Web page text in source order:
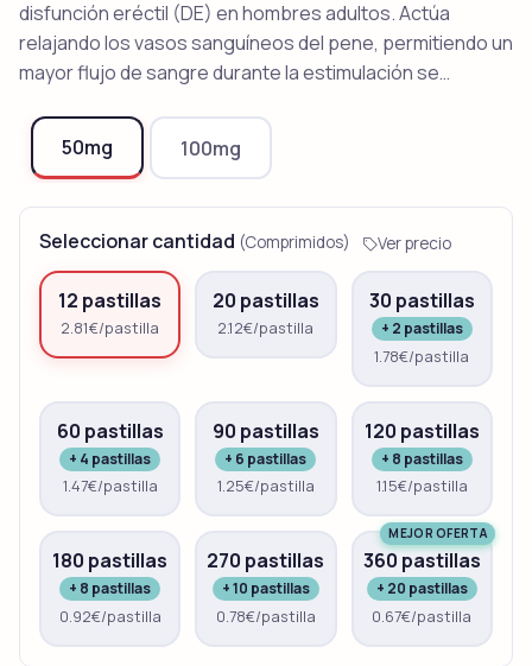
disfunción eréctil (DE) en hombres adultos. Actúa
relajando los vasos sanguíneos del pene, permitiendo un
mayor flujo de sangre durante la estimulación se…
50mg 100mg
Seleccionar cantidad (Comprimidos) Ver precio
12 pastillas
2.81€/pastilla
20 pastillas
2.12€/pastilla
30 pastillas
+ 2 pastillas
1.78€/pastilla
60 pastillas
+ 4 pastillas
1.47€/pastilla
90 pastillas
+ 6 pastillas
1.25€/pastilla
120 pastillas
+ 8 pastillas
1.15€/pastilla
180 pastillas
+ 8 pastillas
0.92€/pastilla
270 pastillas
+ 10 pastillas
0.78€/pastilla
MEJOR OFERTA
360 pastillas
+ 20 pastillas
0.67€/pastilla